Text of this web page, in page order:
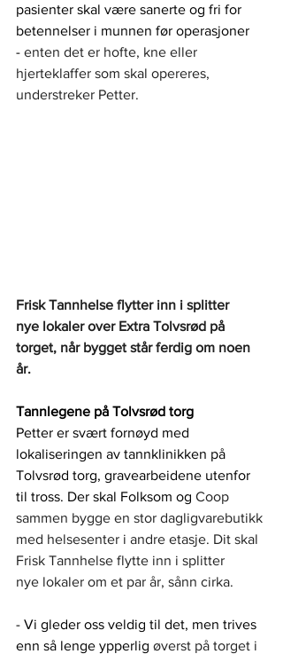
pasienter skal være sanerte og fri for
betennelser i munnen før operasjoner
- enten det er hofte, kne eller
hjerteklaffer som skal opereres,
understreker Petter.
Frisk Tannhelse flytter inn i splitter
nye lokaler over Extra Tolvsrød på
torget, når bygget står ferdig om noen
år.
Tannlegene på Tolvsrød torg
Petter er svært fornøyd med
lokaliseringen av tannklinikken på
Tolvsrød torg, gravearbeidene utenfor
til tross. Der skal Folksom og Coop
sammen bygge en stor dagligvarebutikk
med helsesenter i andre etasje. Dit skal
Frisk Tannhelse flytte inn i splitter
nye lokaler om et par år, sånn cirka.
- Vi gleder oss veldig til det, men trives
enn så lenge ypperlig øverst på torget i